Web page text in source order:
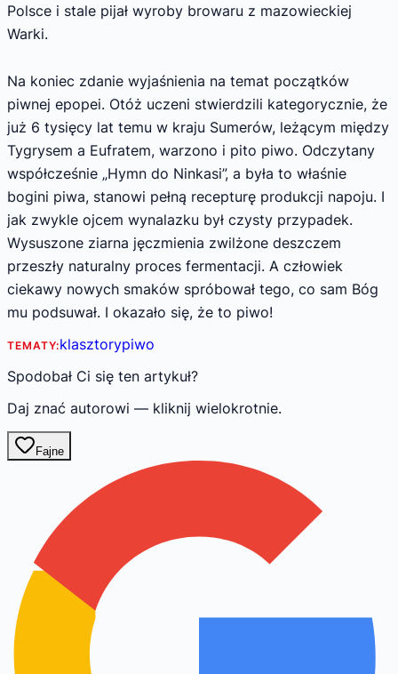
Polsce i stale pijał wyroby browaru z mazowieckiej
Warki.
Na koniec zdanie wyjaśnienia na temat początków
piwnej epopei. Otóż uczeni stwierdzili kategorycznie, że
już 6 tysięcy lat temu w kraju Sumerów, leżącym między
Tygrysem a Eufratem, warzono i pito piwo. Odczytany
współcześnie „Hymn do Ninkasi”, a była to właśnie
bogini piwa, stanowi pełną recepturę produkcji napoju. I
jak zwykle ojcem wynalazku był czysty przypadek.
Wysuszone ziarna jęczmienia zwilżone deszczem
przeszły naturalny proces fermentacji. A człowiek
ciekawy nowych smaków spróbował tego, co sam Bóg
mu podsuwał. I okazało się, że to piwo!
TEMATY:klasztorypiwo
Spodobał Ci się ten artykuł?
Daj znać autorowi — kliknij wielokrotnie.
Fajne